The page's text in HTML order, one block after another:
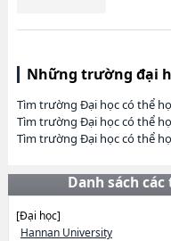
Những trường đại
Tìm trường Đại học có thể
Tìm trường Đại học có thể
Tìm trường Đại học có thể
Danh sách
[Đại học]
Hannan University